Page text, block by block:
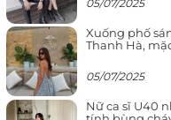
05/07/2025
Xuống phố
Thanh Hà,
05/07/2025
Nữ ca sĩ U40